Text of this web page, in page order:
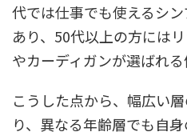
代では仕事でも使えるシ
あり、50代以上の方には
やカーディガンが選ばれる
こうした点から、幅広い
り、異なる年齢層でも自